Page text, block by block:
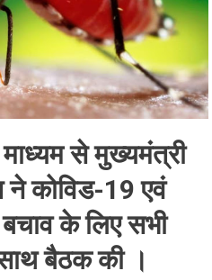
लड़ने
की
तैयारी
कर
रही
है
त्रिवेंद्र
सरकार
जाने
कितनी
तैयार
है
से मुख्यमंत्री
ने कोविड-19 एवं
के लिए सभी
बैठक की ।